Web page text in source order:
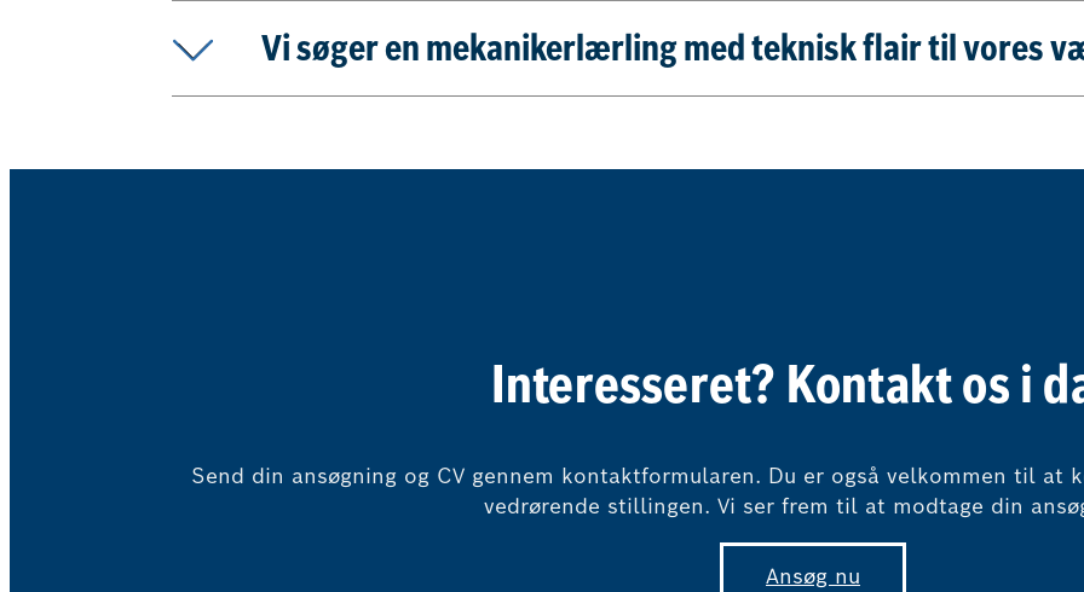
Vi søger en mekanikerlærling med teknisk flair til vores
Interesseret? Kontakt os i
Send din ansøgning og CV gennem kontaktformularen. Du er også velkommen til at
vedrørende stillingen. Vi ser frem til at modtage din
Ansøg nu